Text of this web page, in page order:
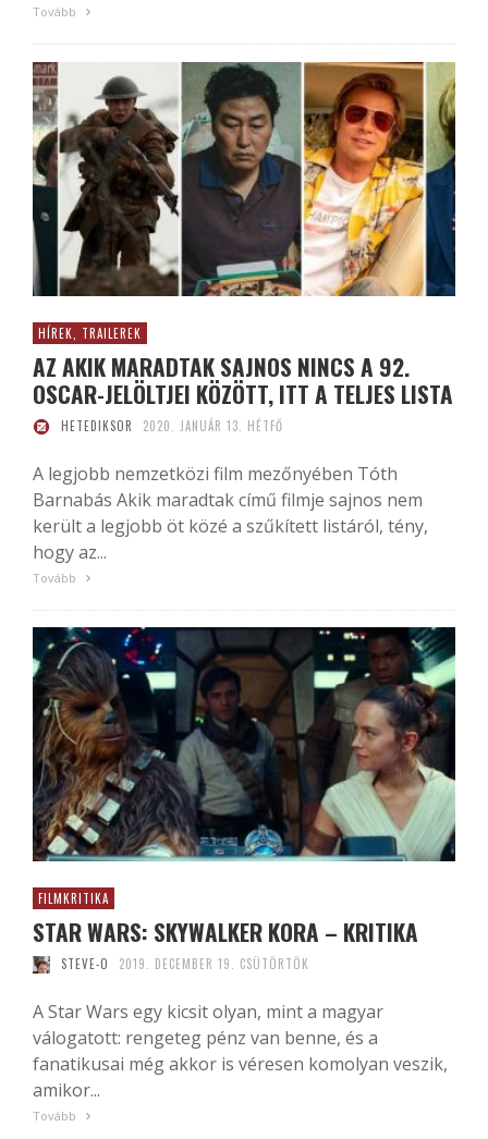
Tovább
HÍREK, TRAILEREK
AZ AKIK MARADTAK SAJNOS NINCS A 92.
OSCAR-JELÖLTJEI KÖZÖTT, ITT A TELJES LISTA
HETEDIKSOR 2020. JANUÁR 13. HÉTFŐ
A legjobb nemzetközi film mezőnyében Tóth
Barnabás Akik maradtak című filmje sajnos nem
került a legjobb öt közé a szűkített listáról, tény,
hogy az...
Tovább
FILMKRITIKA
STAR WARS: SKYWALKER KORA – KRITIKA
STEVE-O 2019. DECEMBER 19. CSÜTÖRTÖK
A Star Wars egy kicsit olyan, mint a magyar
válogatott: rengeteg pénz van benne, és a
fanatikusai még akkor is véresen komolyan veszik,
amikor...
Tovább